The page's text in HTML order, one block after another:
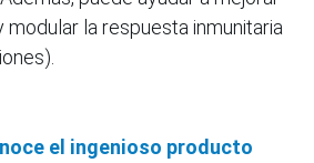
modular la respuesta inmunitaria
el ingenioso producto